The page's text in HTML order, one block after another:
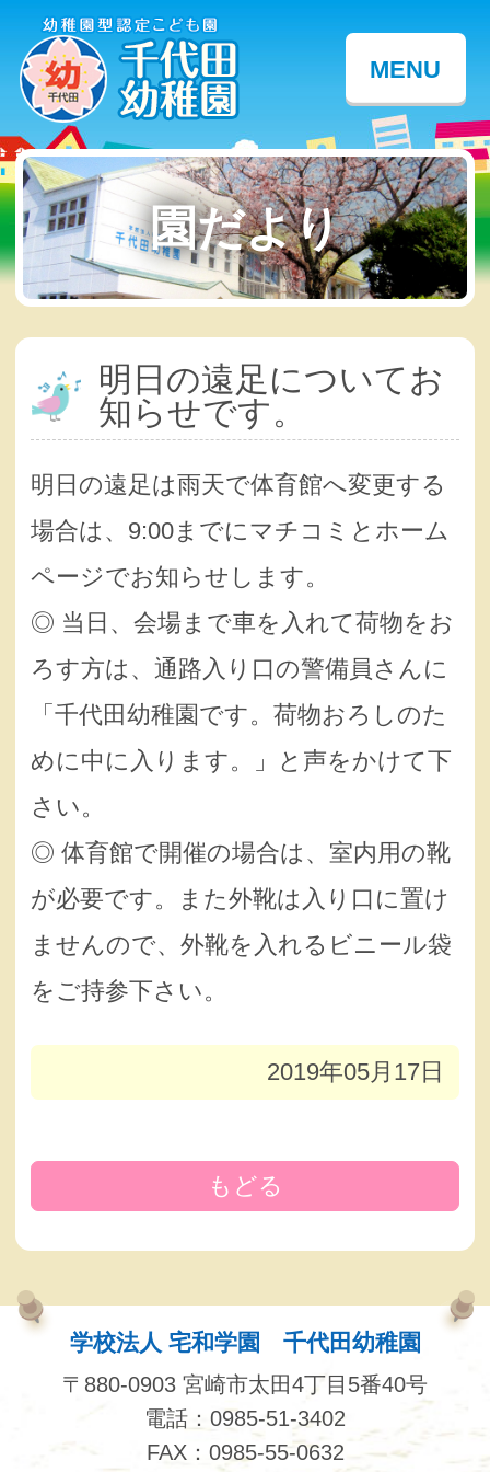
MENU
園だより
明日の遠足についてお
知らせです。
明日の遠足は雨天で体育館へ変更する
場合は、9:00までにマチコミとホーム
ページでお知らせします。
◎ 当日、会場まで車を入れて荷物をお
ろす方は、通路入り口の警備員さんに
「千代田幼稚園です。荷物おろしのた
めに中に入ります。」と声をかけて下
さい。
◎ 体育館で開催の場合は、室内用の靴
が必要です。また外靴は入り口に置け
ませんので、外靴を入れるビニール袋
をご持参下さい。
2019年05月17日
もどる
学校法人 宅和学園 千代田幼稚園
〒880-0903 宮崎市太田4丁目5番40号
電話：0985-51-3402
FAX：0985-55-0632